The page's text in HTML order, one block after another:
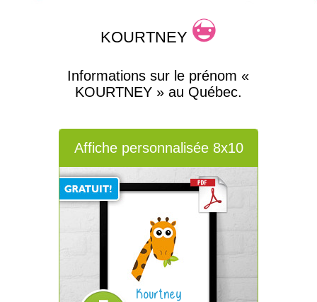
KOURTNEY
Informations sur le prénom «
KOURTNEY » au Québec.
Affiche personnalisée 8x10
Kourtney